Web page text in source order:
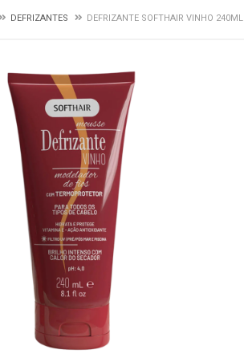
DEFRIZANTES DEFRIZANTE SOFTHAIR VINHO 240ML